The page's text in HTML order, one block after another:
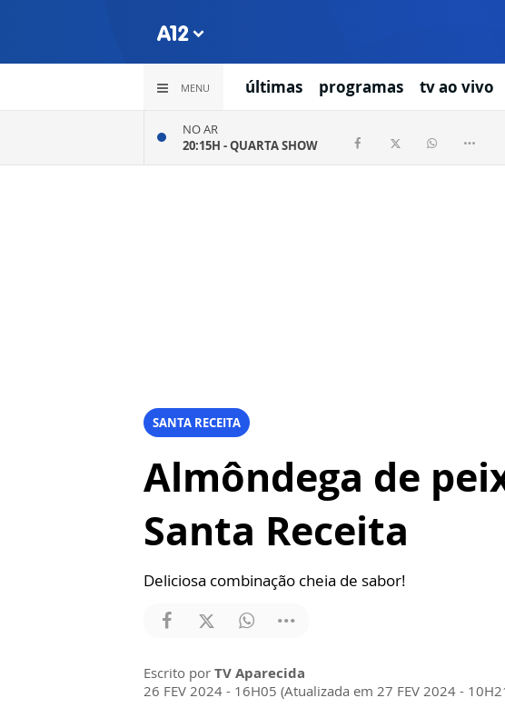
MENU últimas programas tv ao vivo
NO AR
20:15H -QUARTA SHOW
SANTA RECEITA
Almôndega de
Santa Receita
Deliciosa combinação cheia de sabor!
Escrito por TV Aparecida
26 FEV 2024 - 16H05 (Atualizada em 27 FEV 2024 -